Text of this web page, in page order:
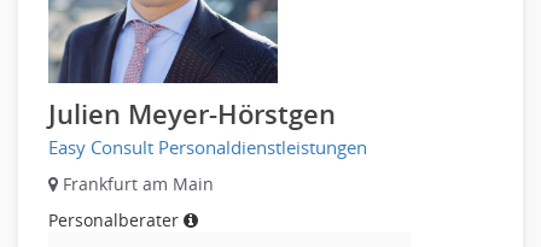
Raumgestaltung
Reiseverkehr, Touristik
Sicherheitsdienste, Schutzdienste
Automatisierungstechnik
Bauwesen
Elektrotechnik, Elektronik
Julien Meyer-Hörstgen
Easy Consult Personaldienstleistungen
Frankfurt am Main
Personalberater